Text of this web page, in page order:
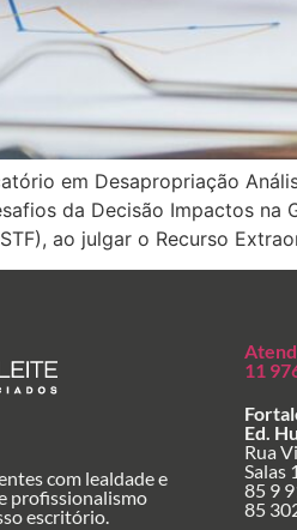
em Desapropriação
da Decisão Impactos na
ao julgar o Recurso
com lealdade e
profissionalismo
escritório.
11
Ed.
Rua
Salas
85 9
85